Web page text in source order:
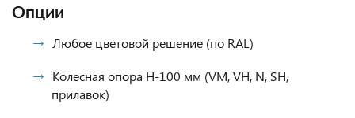
Опции
Любое цветовой решение (по RAL)
Колесная опора H-100 мм (VM, VH, N, SH,
прилавок)